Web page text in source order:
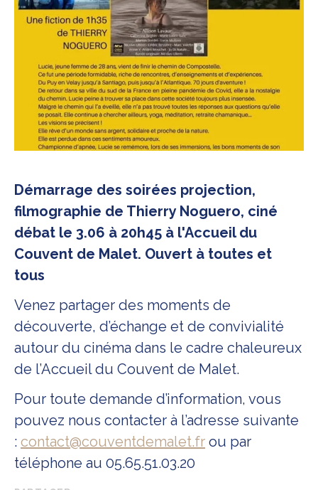
Démarrage des soirées projection,
filmographie de Thierry Noguero, ciné
débat le 3.06 à 20h45 à l'Accueil du
Couvent de Malet. Ouvert à toutes et
tous
Venez partager des moments de
découverte, d’échange et de convivialité
autour du cinéma dans le cadre chaleureux
de l’Accueil du Couvent de Malet.
Pour toute demande d’information, vous
pouvez nous contacter à l’adresse suivante
: contact@couventdemalet.fr ou par
téléphone au 05.65.51.03.20